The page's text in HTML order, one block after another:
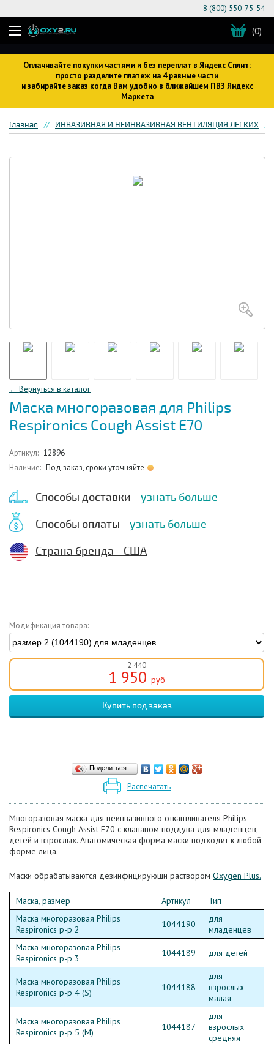
Оплачивайте покупки частями и без переплат в Яндекс Сплит:
просто разделите платеж на 4 равные части
и забирайте заказ когда Вам удобно в ближайшем ПВЗ Яндекс
Маркета
8 (800) 550-75-54
(0)
Главная ИНВАЗИВНАЯ И НЕИНВАЗИВНАЯ ВЕНТИЛЯЦИЯ ЛЁГКИХ
← Вернуться в каталог
Маска многоразовая для Philips
Respironics Cough Assist E70
Артикул: 12896
Наличие: Под заказ, сроки уточняйте
Способы доставки - узнать больше
Способы оплаты - узнать больше
Страна бренда - США
Модификация товара:
2 440
1 950 руб
Поделиться…
Распечатать
Многоразовая маска для неинвазивного откашливателя Philips
Respironics Cough Assist E70 с клапаном поддува для младенцев,
детей и взрослых. Анатомическая форма маски подходит к любой
форме лица.
Маски обрабатываются дезинфицирующи раствором Oxygen Plus.
Маска, размер Артикул
Тип
Маска многоразовая Philips
Respironics р-р 2 1044190
для
младенцев
Маска многоразовая Philips
Respironics р-р 3
1044189 для детей
Маска многоразовая Philips
Respironics р-р 4 (S)
1044188
для
взрослых
малая
Маска многоразовая Philips
Respironics р-р 5 (M)
1044187
для
взрослых
средняя